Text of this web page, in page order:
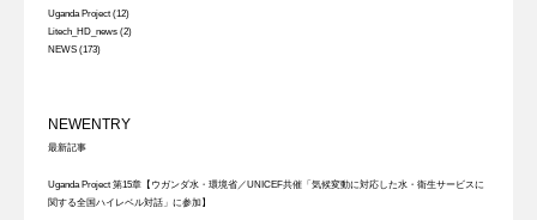
Uganda Project (12)
Litech_HD_news (2)
NEWS (173)
NEWENTRY
最新記事
Uganda Project 第15章【ウガンダ水・環境省／UNICEF共催「気候変動に対応した水・衛生サービスに
関する全国ハイレベル対話」に参加】